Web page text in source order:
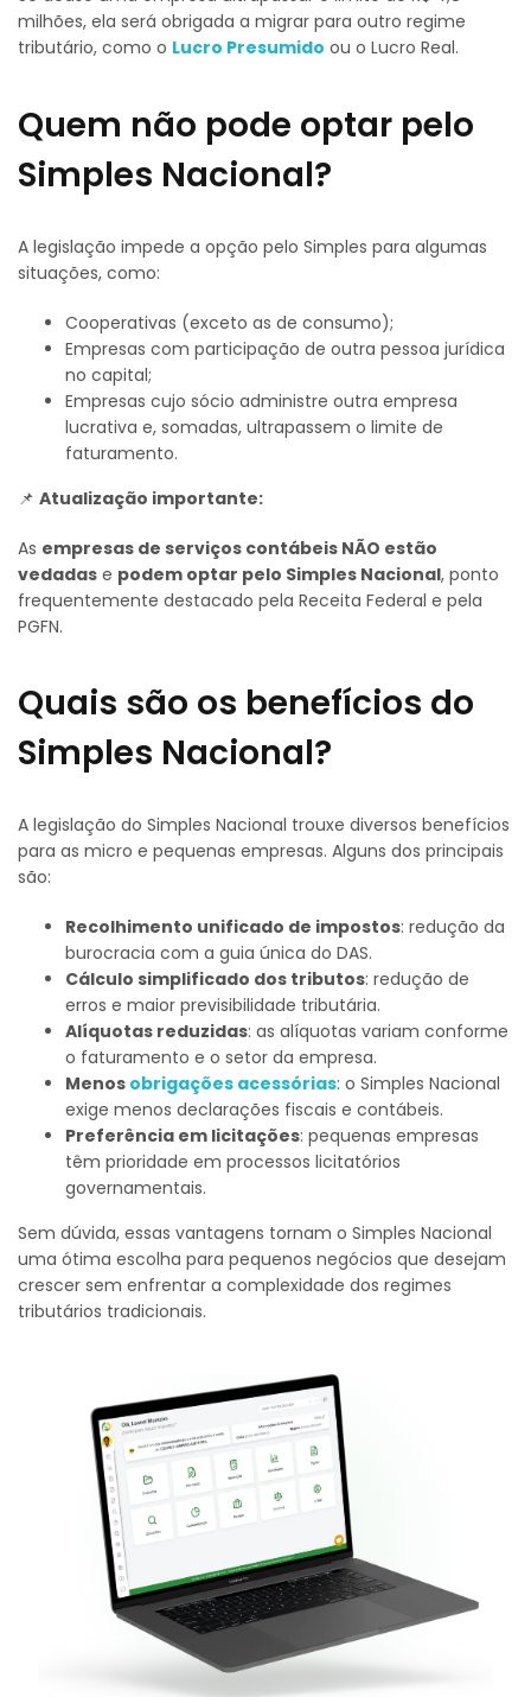
milhões, ela será obrigada a migrar para outro regime
tributário, como o Lucro Presumido ou o Lucro Real.
Quem não pode optar pelo
Simples Nacional?
A legislação impede a opção pelo Simples para algumas
situações, como:
Cooperativas (exceto as de consumo);
Empresas com participação de outra pessoa jurídica
no capital;
Empresas cujo sócio administre outra empresa
lucrativa e, somadas, ultrapassem o limite de
faturamento.
📌 Atualização importante:
As empresas de serviços contábeis NÃO estão
vedadas e podem optar pelo Simples Nacional, ponto
frequentemente destacado pela Receita Federal e pela
PGFN.
Quais são os benefícios do
Simples Nacional?
A legislação do Simples Nacional trouxe diversos benefícios
para as micro e pequenas empresas. Alguns dos principais
são:
Recolhimento unificado de impostos: redução da
burocracia com a guia única do DAS.
Cálculo simplificado dos tributos: redução de
erros e maior previsibilidade tributária.
Alíquotas reduzidas: as alíquotas variam conforme
o faturamento e o setor da empresa.
Menos obrigações acessórias: o Simples Nacional
exige menos declarações fiscais e contábeis.
Preferência em licitações: pequenas empresas
têm prioridade em processos licitatórios
governamentais.
Sem dúvida, essas vantagens tornam o Simples Nacional
uma ótima escolha para pequenos negócios que desejam
crescer sem enfrentar a complexidade dos regimes
tributários tradicionais.